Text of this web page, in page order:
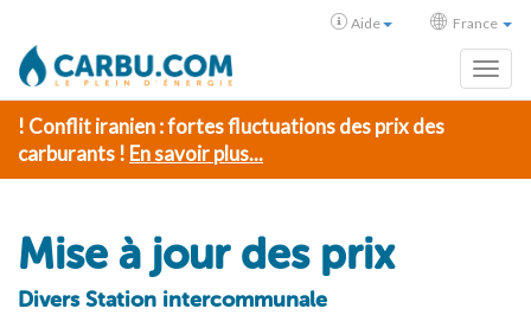
Aide France
! Conflit iranien : fortes fluctuations des prix des
carburants ! En savoir plus...
Mise à jour des prix
Divers Station intercommunale